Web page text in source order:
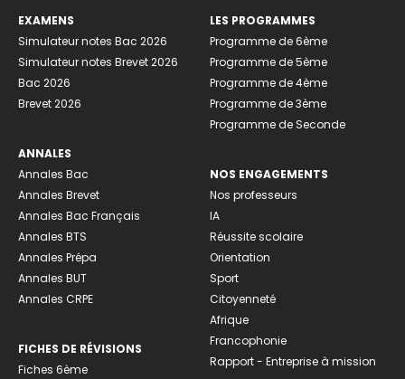
EXAMENS
Simulateur notes Bac 2026
Simulateur notes Brevet 2026
Bac 2026
Brevet 2026
ANNALES
Annales Bac
Annales Brevet
Annales Bac Français
Annales BTS
Annales Prépa
Annales BUT
Annales CRPE
FICHES DE RÉVISIONS
Fiches 6ème
LES PROGRAMMES
Programme de 6ème
Programme de 5ème
Programme de 4ème
Programme de 3ème
Programme de Seconde
NOS ENGAGEMENTS
Nos professeurs
IA
Réussite scolaire
Orientation
Sport
Citoyenneté
Afrique
Francophonie
Rapport - Entreprise à mission